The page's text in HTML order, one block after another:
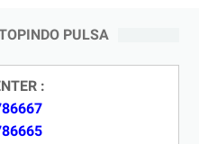
PULSA
: